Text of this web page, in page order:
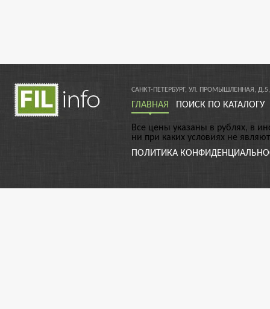
САНКТ-ПЕТЕРБУРГ, УЛ. ПРОМЫШЛЕННАЯ,
ГЛАВНАЯ ПОИСК ПО КАТАЛОГУ
Все цены указаны в рублях, в
ни при каких условиях не
ПОЛИТИКА